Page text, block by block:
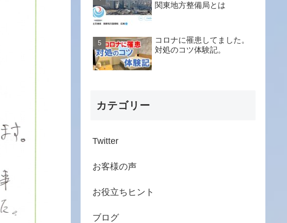
関東地方整備局とは
コロナに罹患してました。
対処のコツ体験記。
カテゴリー
Twitter
お客様の声
お役立ちヒント
ブログ